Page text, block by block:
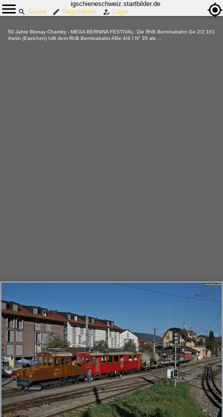
igschieneschweiz.startbilder.de
Suche
Registrieren Login
50 Jahre Blonay Chamby - MEGA BERNINA FESTIVAL: Die RhB Berninabahn Ge 2/2 161
Asnin (Eselchen) hilft dem RhB Berninabahn ABe 4/4 I N° 35 als ...